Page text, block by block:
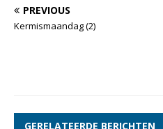
PREVIOUS
Kermismaandag (2)
GERELATEERDE BERICHTEN